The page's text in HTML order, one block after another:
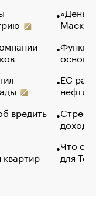
вредить
Маск в
основ
ЕС
нефти
Что
для